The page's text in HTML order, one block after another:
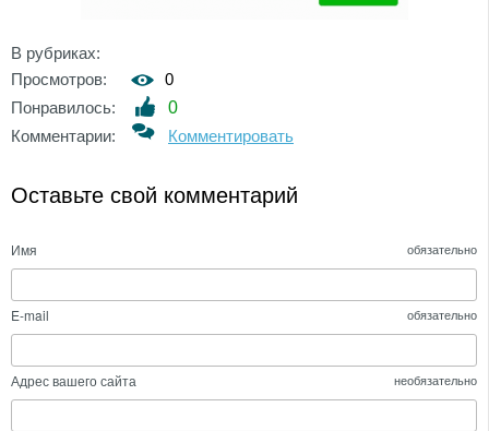
В рубриках:
Просмотров:
0
Понравилось:
0
Комментарии:
Комментировать
Оставьте свой комментарий
Имя обязательно
E-mail обязательно
Адрес вашего сайта необязательно